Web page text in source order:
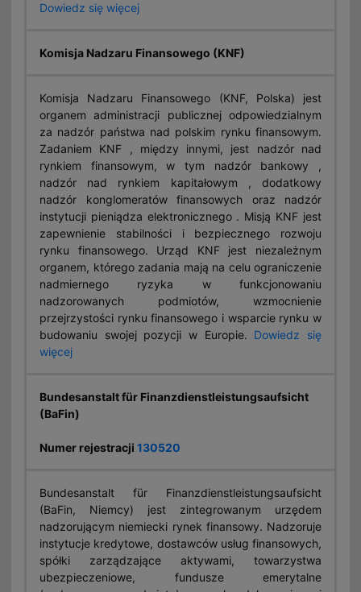
Dowiedz się więcej
Komisja Nadzaru Finansowego (KNF)
Komisja Nadzaru Finansowego (KNF, Polska) jest
organem administracji publicznej odpowiedzialnym
za nadzór państwa nad polskim rynku finansowym.
Zadaniem KNF , między innymi, jest nadzór nad
rynkiem finansowym, w tym nadzór bankowy ,
nadzór nad rynkiem kapitałowym , dodatkowy
nadzór konglomeratów finansowych oraz nadzór
instytucji pieniądza elektronicznego . Misją KNF jest
zapewnienie stabilności i bezpiecznego rozwoju
rynku finansowego. Urząd KNF jest niezależnym
organem, którego zadania mają na celu ograniczenie
nadmiernego ryzyka w funkcjonowaniu
nadzorowanych podmiotów, wzmocnienie
przejrzystości rynku finansowego i wsparcie rynku w
budowaniu swojej pozycji w Europie. Dowiedz się
więcej
Bundesanstalt für Finanzdienstleistungsaufsicht
(BaFin)
Numer rejestracji 130520
Bundesanstalt für Finanzdienstleistungsaufsicht
(BaFin, Niemcy) jest zintegrowanym urzędem
nadzorującym niemiecki rynek finansowy. Nadzoruje
instytucje kredytowe, dostawców usług finansowych,
spółki zarządzające aktywami, towarzystwa
ubezpieczeniowe, fundusze emerytalne